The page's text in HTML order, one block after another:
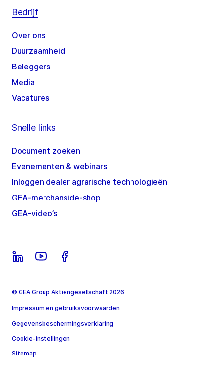
Bedrijf
Over ons
Duurzaamheid
Beleggers
Media
Vacatures
Snelle links
Document zoeken
Evenementen & webinars
Inloggen dealer agrarische technologieën
GEA-merchanside-shop
GEA-video’s
© GEA Group Aktiengesellschaft 2026
Impressum en gebruiksvoorwaarden
Gegevensbeschermingsverklaring
Cookie-instellingen
Sitemap